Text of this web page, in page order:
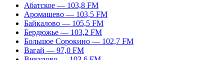
Абатское — 103,8 FM
Аромашево — 103,5 FM
Байкалово — 105,5 FM
Бердюжье — 103,2 FM
Большое Сорокино — 102,7 FM
Вагай — 97,0 FM